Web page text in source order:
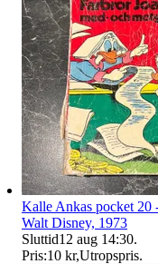
Kalle Ankas pocket 20
Walt Disney, 1973
Sluttid12 aug 14:30.
Pris:10 kr,Utropspris.